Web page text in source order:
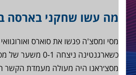
מה עשו שחקני בארסה
מסי ומסצ'ה פגשו את סוארס
כשארגנטינה ניצחה
מסצ׳ראנו היה מעולה מעמדת הקשר